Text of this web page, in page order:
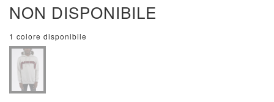
NON DISPONIBILE
1 colore disponibile